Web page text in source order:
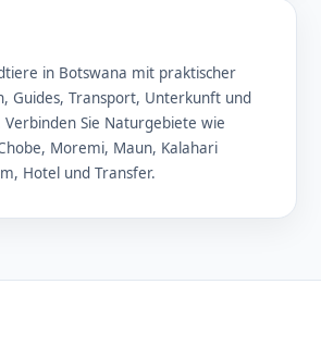
in Botswana mit praktischer
Guides, Transport, Unterkunft und
Sie Naturgebiete wie
Moremi, Maun, Kalahari
Hotel und Transfer.